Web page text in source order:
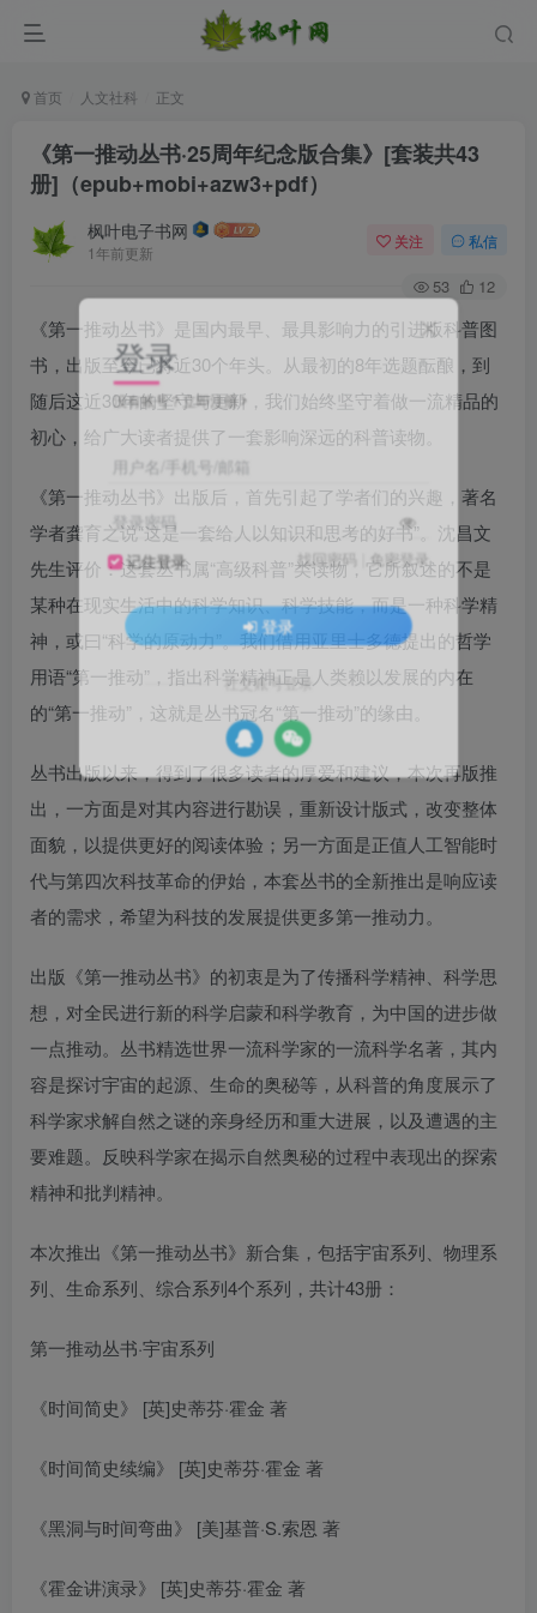
首页 人文社科 正文
《第一推动丛书·25周年纪念版合集》[套装共43
册]（epub+mobi+azw3+pdf）
枫叶电子书网
1年前更新
关注 私信
53 12
《第一推动丛书》是国内最早、最具影响力的引进版科普图
书，出版至今已将近30个年头。从最初的8年选题酝酿，到
随后这近30年的坚守与更新，我们始终坚守着做一流精品的
初心，给广大读者提供了一套影响深远的科普读物。
《第一推动丛书》出版后，首先引起了学者们的兴趣，著名
学者龚育之说“这是一套给人以知识和思考的好书”。沈昌文
先生评价：这套丛书属“高级科普”类读物，它所叙述的不是
某种在现实生活中的科学知识、科学技能，而是一种科学精
神，或曰“科学的原动力”。我们借用亚里士多德提出的哲学
用语“第一推动”，指出科学精神正是人类赖以发展的内在
的“第一推动”，这就是丛书冠名“第一推动”的缘由。
丛书出版以来，得到了很多读者的厚爱和建议，本次再版推
出，一方面是对其内容进行勘误，重新设计版式，改变整体
面貌，以提供更好的阅读体验；另一方面是正值人工智能时
代与第四次科技革命的伊始，本套丛书的全新推出是响应读
者的需求，希望为科技的发展提供更多第一推动力。
出版《第一推动丛书》的初衷是为了传播科学精神、科学思
想，对全民进行新的科学启蒙和科学教育，为中国的进步做
一点推动。丛书精选世界一流科学家的一流科学名著，其内
容是探讨宇宙的起源、生命的奥秘等，从科普的角度展示了
科学家求解自然之谜的亲身经历和重大进展，以及遭遇的主
要难题。反映科学家在揭示自然奥秘的过程中表现出的探索
精神和批判精神。
本次推出《第一推动丛书》新合集，包括宇宙系列、物理系
列、生命系列、综合系列4个系列，共计43册：
第一推动丛书·宇宙系列
《时间简史》 [英]史蒂芬·霍金 著
《时间简史续编》 [英]史蒂芬·霍金 著
《黑洞与时间弯曲》 [美]基普·S.索恩 著
《霍金讲演录》 [英]史蒂芬·霍金 著
登录
没有账号？立即注册
用户名/手机号/邮箱
登录密码
记住登录 找回密码 |免密登录
登录
社交账号登录